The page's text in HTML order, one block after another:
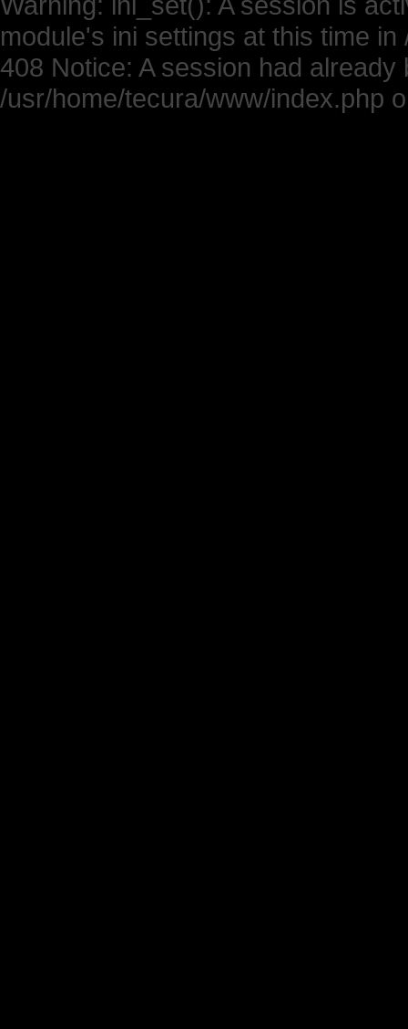
module's ini settings at this time
408 Notice: A session had
/usr/home/tecura/www/index.php